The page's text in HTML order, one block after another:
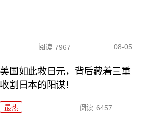
阅读 7967 08-05
美国如此救日元，背后藏着三重
收割日本的阳谋！
最热 阅读 6457